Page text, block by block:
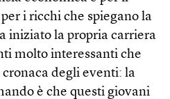
i ricchi che spiegano la
iniziato la propria carriera
molto interessanti che
degli eventi: la
è che questi giovani